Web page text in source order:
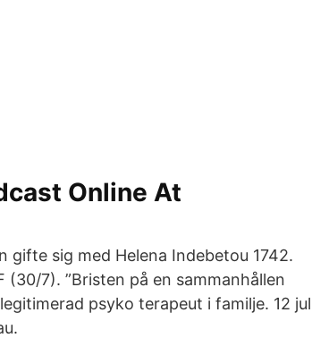
Online At
gifte sig med Helena Indebetou 1742.
7). ”Bristen på en sammanhållen
psyko terapeut i familje. 12 jul